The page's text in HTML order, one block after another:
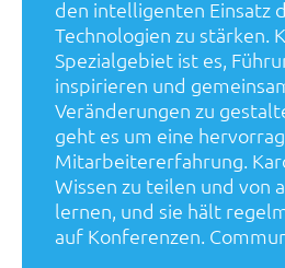
den intelligenten Einsatz
Technologien zu stärken.
Spezialgebiet ist es,
inspirieren und
Veränderungen zu
geht es um eine
Mitarbeitererfahrung.
Wissen zu teilen und von
lernen, und sie hält
auf Konferenzen.